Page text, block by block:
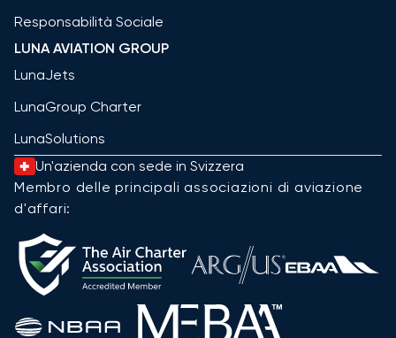
Responsabilità Sociale
LUNA AVIATION GROUP
LunaJets
LunaGroup Charter
LunaSolutions
Un'azienda con sede in Svizzera
Membro delle principali associazioni di aviazione
d'affari: